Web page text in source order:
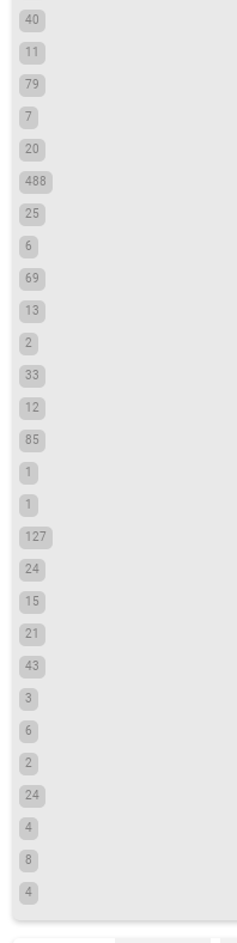
40
11
79
7
20
488
25
6
69
13
2
33
12
85
1
1
127
24
15
21
43
3
6
2
24
4
8
4